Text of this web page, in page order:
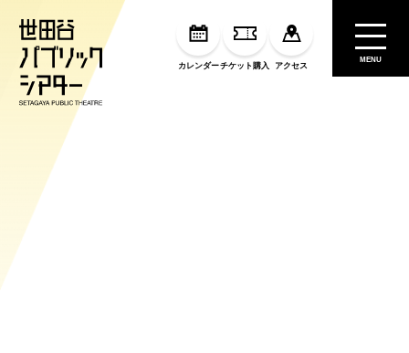
カレンダーチケット購入 アクセス
MENU